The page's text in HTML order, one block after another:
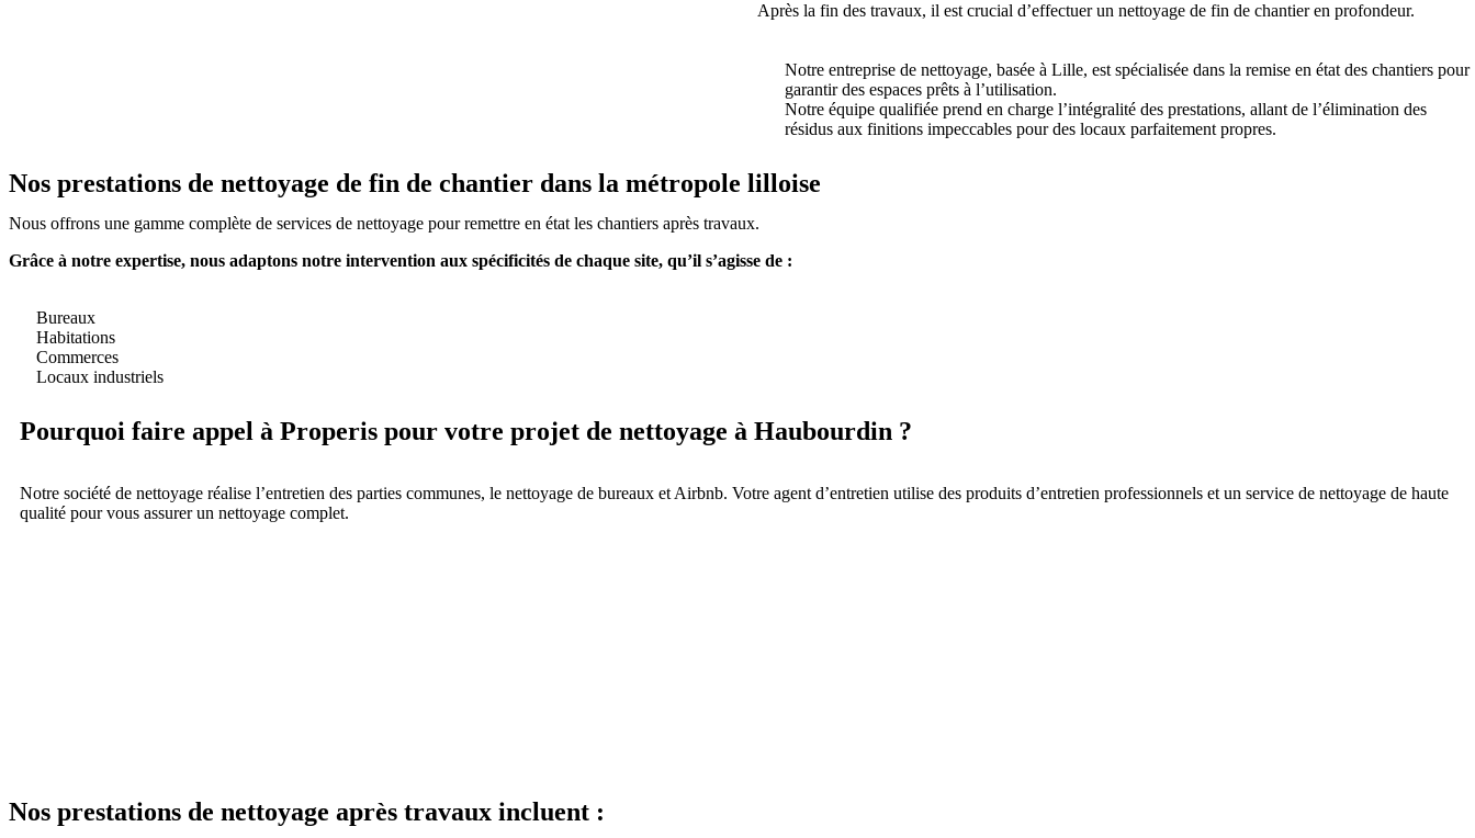
Après la fin des travaux, il est crucial d’effectuer un nettoyage de fin de chantier en profondeur.
Notre entreprise de nettoyage, basée à Lille, est spécialisée dans la remise en état des chantiers pour
garantir des espaces prêts à l’utilisation.
Notre équipe qualifiée prend en charge l’intégralité des prestations, allant de l’élimination des
résidus aux finitions impeccables pour des locaux parfaitement propres.
Nos prestations de nettoyage de fin de chantier dans la métropole lilloise
Nous offrons une gamme complète de services de nettoyage pour remettre en état les chantiers après travaux.
Grâce à notre expertise, nous adaptons notre intervention aux spécificités de chaque site, qu’il s’agisse de :
Bureaux
Habitations
Commerces
Locaux industriels
Pourquoi faire appel à Properis pour votre projet de nettoyage à Haubourdin ?
Notre société de nettoyage réalise l’entretien des parties communes, le nettoyage de bureaux et Airbnb. Votre agent d’entretien utilise des produits d’entretien professionnels et un service de nettoyage de haute
qualité pour vous assurer un nettoyage complet.
Nos prestations de nettoyage après travaux incluent :